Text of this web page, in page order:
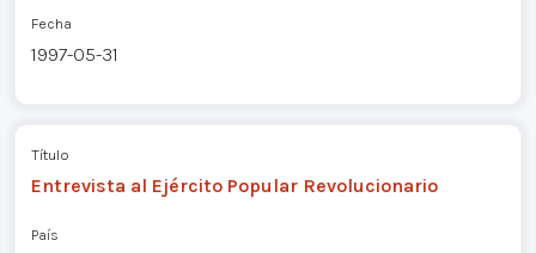
Fecha
1997-05-31
Título
Entrevista al Ejército Popular Revolucionario
País